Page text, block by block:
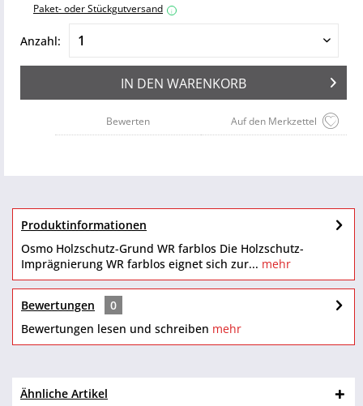
Paket- oder Stückgutversand i
Anzahl:
IN DEN WARENKORB
Auf den Merkzettel
Bewerten
Produktinformationen
Osmo Holzschutz-Grund WR farblos Die Holzschutz-
Imprägnierung WR farblos eignet sich zur... mehr
Bewertungen
0
Bewertungen lesen und schreiben mehr
Ähnliche Artikel